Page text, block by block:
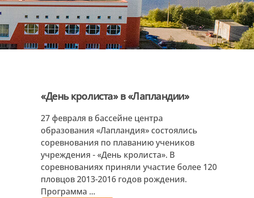
«День кролиста» в «Лапландии»
27 февраля в бассейне центра
образования «Лапландия» состоялись
соревнования по плаванию учеников
учреждения - «День кролиста». В
соревнованиях приняли участие более 120
пловцов 2013-2016 годов рождения.
Программа ...